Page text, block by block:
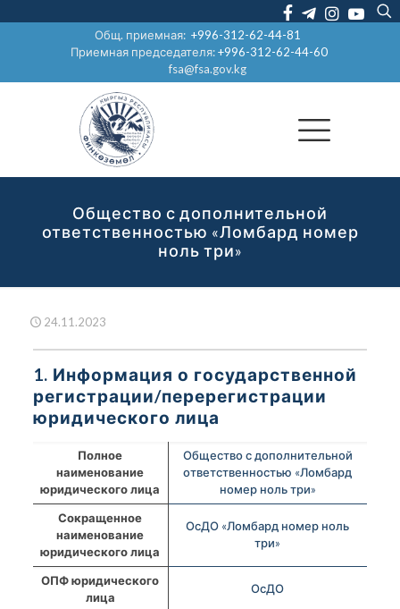
Общ. приемная:+996-312-62-44-81
Приемная председателя:+996-312-62-44-60
fsa@fsa.gov.kg
Общество с дополнительной
ответственностью «Ломбард номер
ноль три»
24.11.2023
1. Информация о государственной
регистрации/перерегистрации
юридического лица
Полное
наименование
юридического лица
Общество с дополнительной
ответственностью «Ломбард
номер ноль три»
Сокращенное
наименование
юридического лица
ОсДО «Ломбард номер ноль
три»
ОПФ юридического
лица
ОсДО